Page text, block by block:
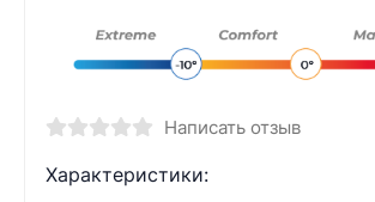
Написать отзыв
Характеристики: